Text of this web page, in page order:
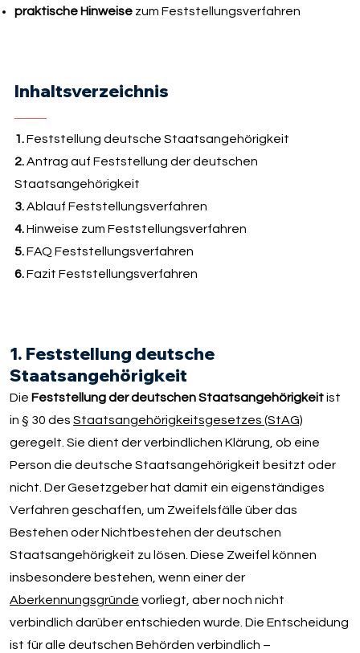
praktische Hinweisezum Feststellungsverfahren
Inhaltsverzeichnis
1.Feststellung deutsche Staatsangehörigkeit
2.Antrag auf Feststellung der deutschen
Staatsangehörigkeit
3.Ablauf Feststellungsverfahren
4.Hinweise zum Feststellungsverfahren
5.FAQ Feststellungsverfahren
6.Fazit Feststellungsverfahren
1. Feststellung deutsche
Staatsangehörigkeit
Die Feststellung der deutschen Staatsangehörigkeitist
in § 30 desStaatsangehörigkeitsgesetzes (StAG)
geregelt. Sie dient der verbindlichen Klärung, ob eine
Person die deutsche Staatsangehörigkeit besitzt oder
nicht. Der Gesetzgeber hat damit ein eigenständiges
Verfahren geschaffen, um Zweifelsfälle über das
Bestehen oder Nichtbestehen der deutschen
Staatsangehörigkeit zu lösen. Diese Zweifel können
insbesondere bestehen, wenn einer der
Aberkennungsgründe vorliegt, aber noch nicht
verbindlich darüber entschieden wurde. Die Entscheidung
ist für alle deutschen Behörden verbindlich –